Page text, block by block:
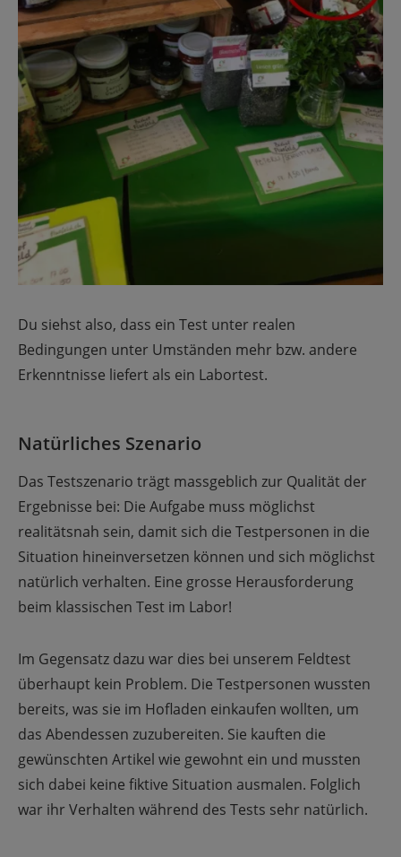
Du siehst also, dass ein Test unter realen
Bedingungen unter Umständen mehr bzw. andere
Erkenntnisse liefert als ein Labortest.
Natürliches Szenario
Das Testszenario trägt massgeblich zur Qualität der
Ergebnisse bei: Die Aufgabe muss möglichst
realitätsnah sein, damit sich die Testpersonen in die
Situation hineinversetzen können und sich möglichst
natürlich verhalten. Eine grosse Herausforderung
beim klassischen Test im Labor!
Im Gegensatz dazu war dies bei unserem Feldtest
überhaupt kein Problem. Die Testpersonen wussten
bereits, was sie im Hofladen einkaufen wollten, um
das Abendessen zuzubereiten. Sie kauften die
gewünschten Artikel wie gewohnt ein und mussten
sich dabei keine fiktive Situation ausmalen. Folglich
war ihr Verhalten während des Tests sehr natürlich.